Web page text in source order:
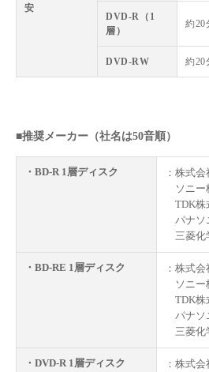
安
DVD-R（1
層）
約20
DVD-RW 約20
■推奨メーカー（社名は50音順）
・BD-R 1層ディスク
：株式
ソニー
TDK株
パナソ
三菱化
・BD-RE 1層ディスク
：株式
ソニー
TDK株
パナソ
三菱化
・DVD-R 1層ディスク
：株式